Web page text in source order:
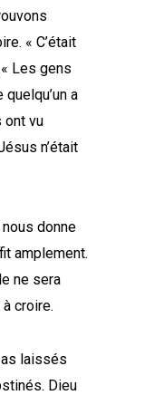
« C’était
Les gens
a
ont vu
n’était
donne
amplement.
ne sera
croire.
laissés
Dieu